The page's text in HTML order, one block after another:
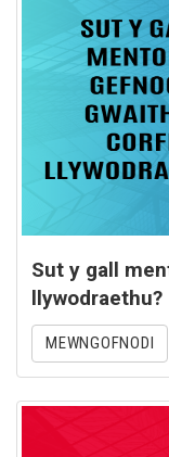
Sut y gall
llywodraethu?
MEWNGOFNODI